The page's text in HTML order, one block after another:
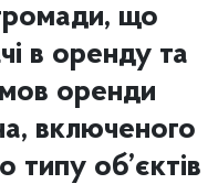
що
в оренду та
оренди
включеного
типу об’єктів